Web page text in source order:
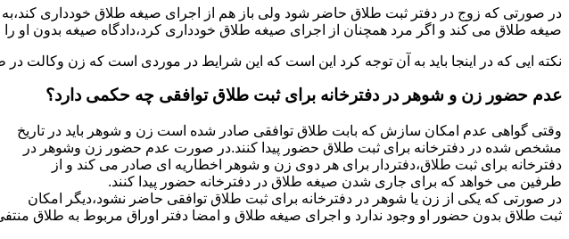
در صورتی که زوج در دفتر ثبت طلاق حاضر شود ولی باز هم از اجرای صیغه طلاق خودداری
صیغه طلاق می کند و اگر مرد همچنان از اجرای صیغه طلاق خودداری کرد،دادگاه صیغه بدون او
نکته ایی که در اینجا باید به آن توجه کرد این است که این شرایط در موردی است که زن وکالت
عدم حضور زن و شوهر در دفترخانه برای ثبت طلاق توافقی چه حکمی دارد؟
وقتی گواهی عدم امکان سازش که بابت طلاق توافقی صادر شده است زن و شوهر باید در تاریخ
مشخص شده در دفترخانه برای ثبت طلاق حضور پیدا کنند.در صورت عدم حضور زن وشوهر در
دفترخانه برای ثبت طلاق،دفتردار برای هر دوی زن و شوهر اخطاریه ای صادر می کند و از
طرفین می خواهد که برای جاری شدن صیغه طلاق در دفترخانه حضور پیدا کنند.
در صورتی که یکی از زن یا شوهر در دفترخانه برای ثبت طلاق توافقی حاضر نشود،دیگر امکان
ثبت طلاق بدون حضور او وجود ندارد و اجرای صیغه طلاق و امضا دفتر اوراق مربوط به طلاق